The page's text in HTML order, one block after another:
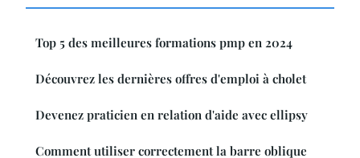
Top 5 des meilleures formations pmp en 2024
Découvrez les dernières offres d'emploi à cholet
Devenez praticien en relation d'aide avec ellipsy
Comment utiliser correctement la barre oblique